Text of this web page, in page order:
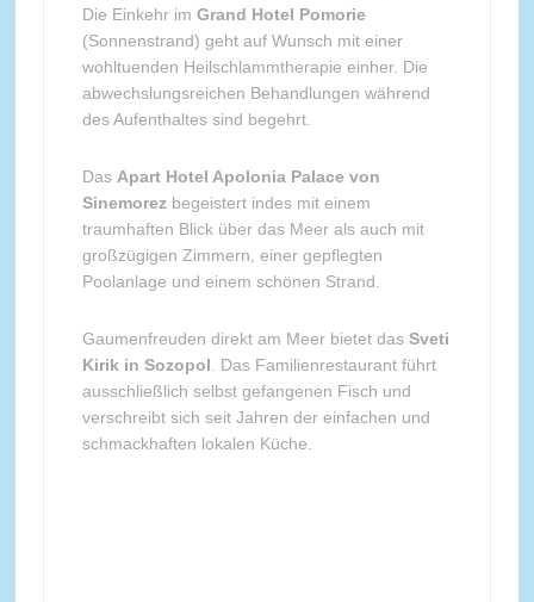
Die Einkehr im Grand Hotel Pomorie
(Sonnenstrand) geht auf Wunsch mit einer
wohltuenden Heilschlammtherapie einher. Die
abwechslungsreichen Behandlungen während
des Aufenthaltes sind begehrt.
Das Apart Hotel Apolonia Palace von
Sinemorezbegeistert indes mit einem
traumhaften Blick über das Meer als auch mit
großzügigen Zimmern, einer gepflegten
Poolanlage und einem schönen Strand.
Gaumenfreuden direkt am Meer bietet das Sveti
Kirik in Sozopol. Das Familienrestaurant führt
ausschließlich selbst gefangenen Fisch und
verschreibt sich seit Jahren der einfachen und
schmackhaften lokalen Küche.